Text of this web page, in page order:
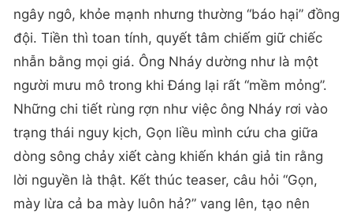
ngây ngô, khỏe mạnh nhưng thường “báo hại” đồng
đội. Tiền thì toan tính, quyết tâm chiếm giữ chiếc
nhẫn bằng mọi giá. Ông Nháy dường như là một
người mưu mô trong khi Đáng lại rất “mềm mỏng”.
Những chi tiết rùng rợn như việc ông Nháy rơi vào
trạng thái nguy kịch, Gọn liều mình cứu cha giữa
dòng sông chảy xiết càng khiến khán giả tin rằng
lời nguyền là thật. Kết thúc teaser, câu hỏi “Gọn,
mày lừa cả ba mày luôn hả?” vang lên, tạo nên